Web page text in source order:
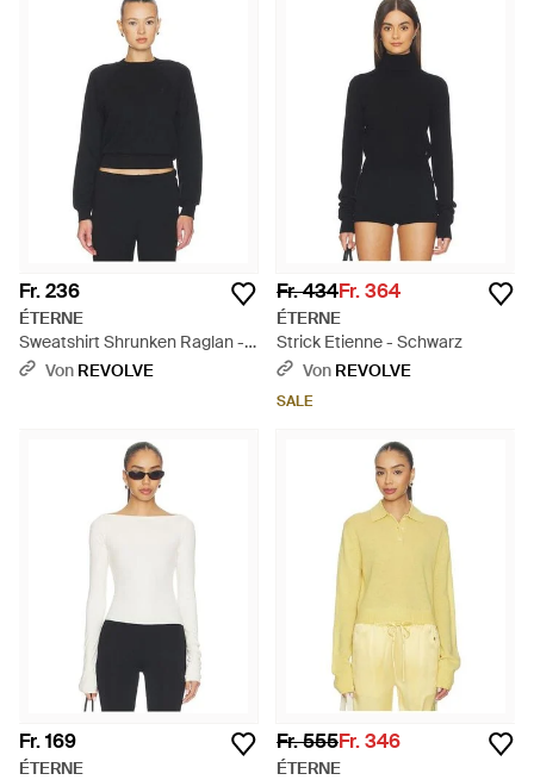
Fr. 236
ÉTERNE
Sweatshirt Shrunken Raglan -
Schwarz
Von REVOLVE
Fr. 434Fr. 364
ÉTERNE
Strick Etienne - Schwarz
Von REVOLVE
SALE
Fr. 169
ÉTERNE
Fr. 555Fr. 346
ÉTERNE